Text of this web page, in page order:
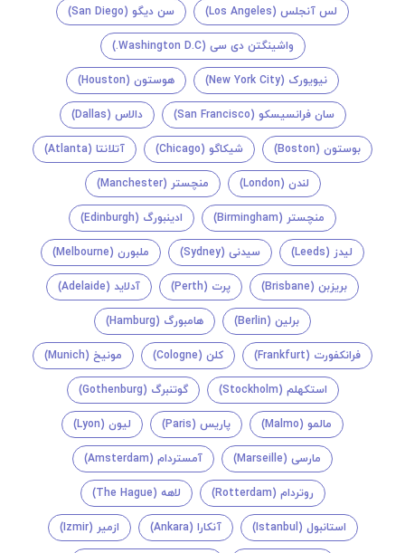
لس آنجلس (Los Angeles) سن دیگو (San Diego)
واشینگتن دی سی (Washington D.C.)
نیویورک (New York City) هوستون (Houston)
سان فرانسیسکو (San Francisco) دالاس (Dallas)
بوستون (Boston) شیکاگو (Chicago) آتلانتا (Atlanta)
لندن (London) منچستر (Manchester)
منچستر (Birmingham) ادینبورگ (Edinburgh)
لیدز (Leeds) سیدنی (Sydney) ملبورن (Melbourne)
بریزبن (Brisbane) پرت (Perth) آدلاید (Adelaide)
برلین (Berlin) هامبورگ (Hamburg)
فرانکفورت (Frankfurt) کلن (Cologne) مونیخ (Munich)
استکهلم (Stockholm) گوتنبرگ (Gothenburg)
مالمو (Malmo) پاریس (Paris) لیون (Lyon)
مارسی (Marseille) آمستردام (Amsterdam)
روتردام (Rotterdam) لاهه (The Hague)
استانبول (Istanbul) آنکارا (Ankara) ازمیر (Izmir)